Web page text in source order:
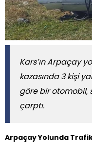
Kars’ın Arpaçay
kazasında 3 kişi
göre bir otomobil,
çarptı.
Arpaçay Yolunda Trafik